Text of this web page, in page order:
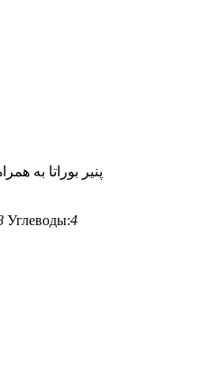
پنیر بوراتا به
Углеводы:4